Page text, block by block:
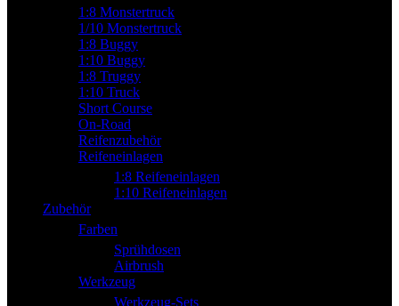
1:8 Monstertruck
1/10 Monstertruck
1:8 Buggy
1:10 Buggy
1:8 Truggy
1:10 Truck
Short Course
On-Road
Reifenzubehör
Reifeneinlagen
1:8 Reifeneinlagen
1:10 Reifeneinlagen
Zubehör
Farben
Sprühdosen
Airbrush
Werkzeug
Werkzeug-Sets